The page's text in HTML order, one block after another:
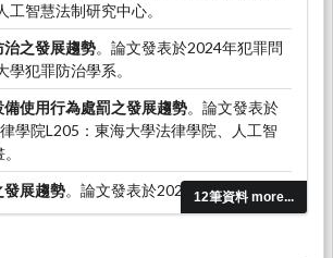
12筆資料 more...
智慧法制研究中心。
之發展趨勢。論文發表於2024年犯罪問
犯罪防治學系。
使用行為處罰之發展趨勢。論文發表於
學院L205：東海大學法律學院、人工智
發展趨勢。論文發表於2022年犯罪問題與
學犯罪防治學系暨研究所。